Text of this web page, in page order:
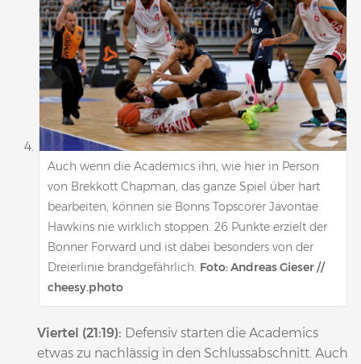
Auch wenn die Academics ihn, wie hier in Person
von Brekkott Chapman, das ganze Spiel über hart
bearbeiten, können sie Bonns Topscorer Javontae
Hawkins nie wirklich stoppen. 26 Punkte erzielt der
Bonner Forward und ist dabei besonders von der
Dreierlinie brandgefährlich. Foto: Andreas Gieser //
cheesy.photo
Viertel (21:19): Defensiv starten die Academics
etwas zu nachlässig in den Schlussabschnitt. Auch